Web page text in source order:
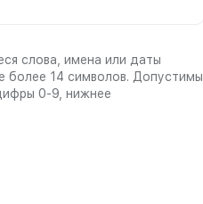
слова, имена или даты
более 14 символов. Допустимы
0-9, нижнее